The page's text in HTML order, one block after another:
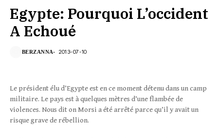
Egypte: Pourquoi L’occident
A Echoué
BERZANNA 2013-07-10
Le président élu d’Egypte est en ce moment détenu dans un camp
militaire. Le pays est à quelques mètres d’une flambée de
violences. Nous dit on Morsi a été arrêté parce qu’il y avait un
risque grave de rébellion.